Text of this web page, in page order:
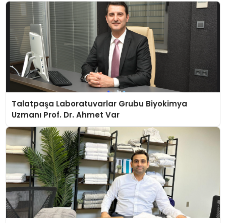
Talatpaşa Laboratuvarlar Grubu Biyokimya
Uzmanı Prof. Dr. Ahmet Var